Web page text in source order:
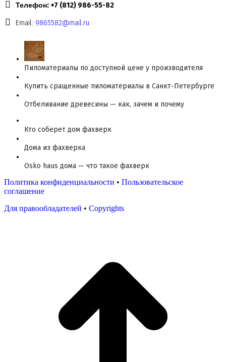
Телефон: +7 (812) 986-55-82
Email: 9865582@mail.ru
Пиломатериалы по доступной цене у производителя
Купить сращенные пиломатериалы в Санкт-Петербурге
Отбеливание древесины — как, зачем и почему
Кто соберет дом фахверк
Дома из фахверка
Osko haus дома — что такое фахверк
Политика конфиденциальности • Пользовательское
соглашение
Для правообладателей • Copyrights